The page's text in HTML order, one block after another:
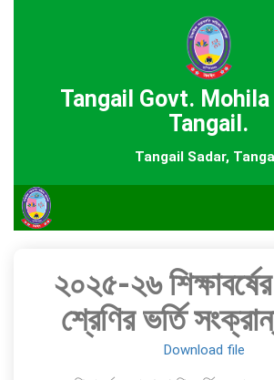
Tangail Govt.
Tangail.
Tangail Sadar,
২০২৫-২৬
শ্রেণির ভর্তি
Download file